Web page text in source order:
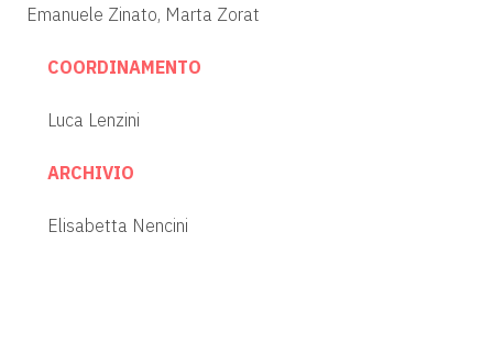
Emanuele Zinato, Marta Zorat
COORDINAMENTO
Luca Lenzini
ARCHIVIO
Elisabetta Nencini